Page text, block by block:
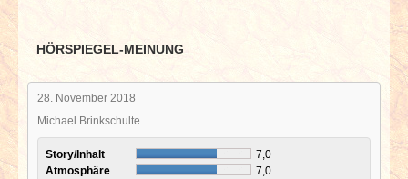
HÖRSPIEGEL-MEINUNG
28. November 2018
Michael Brinkschulte
Story/Inhalt
7,0
Atmosphäre
7,0